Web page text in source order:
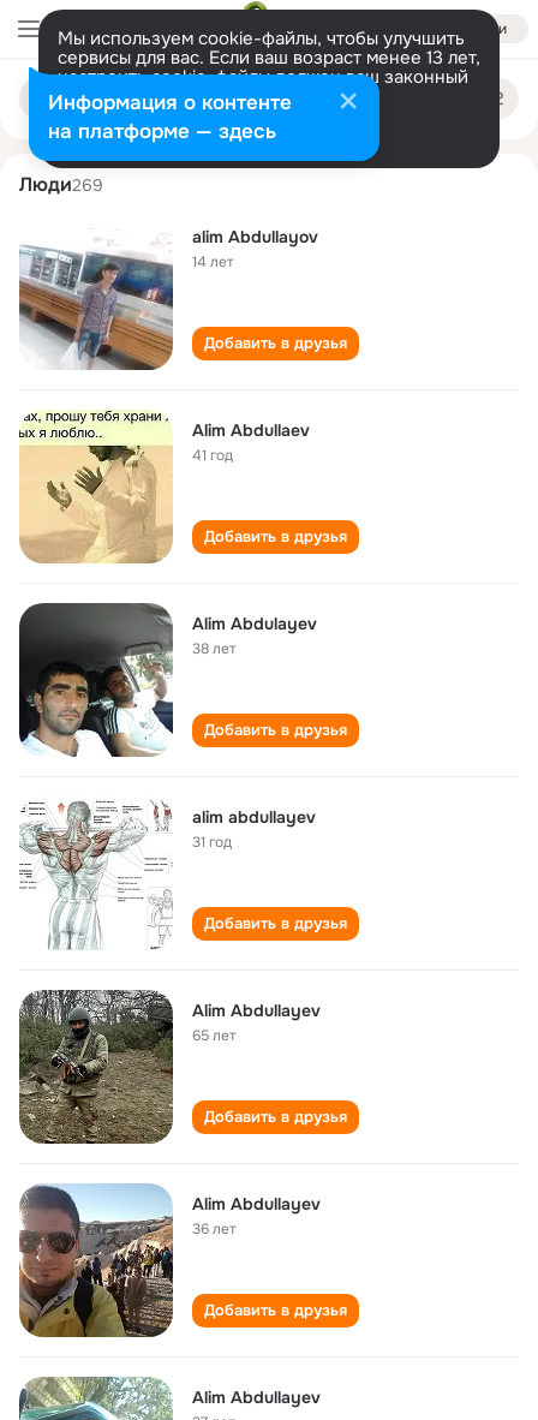
Войти
Мы используем cookie-файлы, чтобы улучшить
сервисы для вас. Если ваш возраст менее 13 лет,
настроить cookie-файлы должен ваш законный
представитель. Больше информации
Разрешить все Настроить
Поиск
людям
alim abdullayev
Люди269
alim Abdullayov
14 лет
Добавить в друзья
Alim Abdullaev
41 год
Добавить в друзья
Alim Abdulayev
38 лет
Добавить в друзья
alim abdullayev
31 год
Добавить в друзья
Alim Abdullayev
65 лет
Добавить в друзья
Alim Abdullayev
36 лет
Добавить в друзья
Alim Abdullayev
Информация о контенте
на платформе — здесь